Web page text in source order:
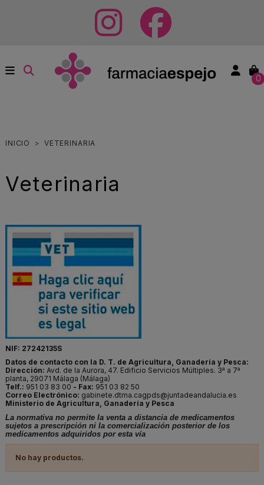
0
INICIO VETERINARIA
Veterinaria
NIF: 27242135S
Datos de contacto con la D. T. de Agricultura, Ganadería y Pesca:
Dirección: Avd. de la Aurora, 47. Edificio Servicios Múltiples. 3ª a 7ª
planta, 29071 Málaga (Málaga)
Telf.: 951 03 83 00 - Fax: 951 03 82 50
Correo Electrónico: gabinete.dtma.cagpds@juntadeandalucia.es
Ministerio de Agricultura, Ganadería y Pesca
La normativa no permite la venta a distancia de medicamentos
sujetos a prescripción ni la comercialización posterior de los
medicamentos adquiridos por esta vía
No hay productos.